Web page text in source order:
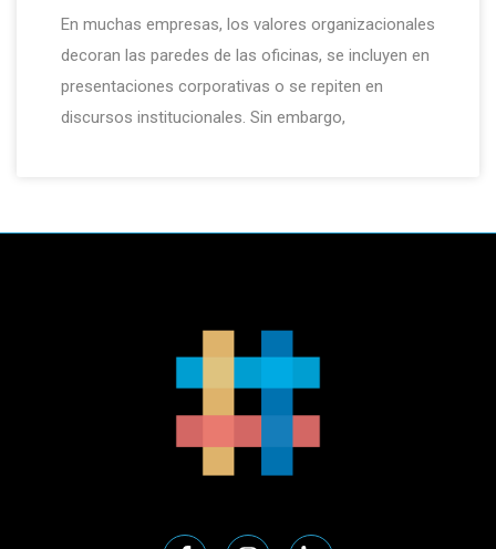
En muchas empresas, los valores organizacionales
decoran las paredes de las oficinas, se incluyen en
presentaciones corporativas o se repiten en
discursos institucionales. Sin embargo,